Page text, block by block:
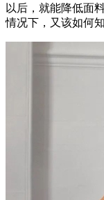
以后，就能降低面
情况下，又该如何